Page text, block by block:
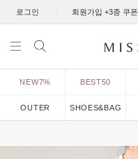
로그인 회원가입 +3종 쿠폰
NEW7% BEST50
OUTER SHOES&BAG